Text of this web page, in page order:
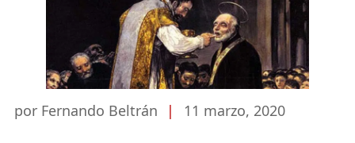
por Fernando Beltrán | 11 marzo, 2020